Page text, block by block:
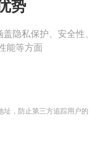
势
隐私保护、安全性、
能等方面
址，防止第三方追踪用户的